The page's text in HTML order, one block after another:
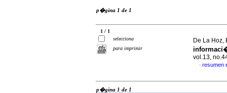
p�gina 1 de 1
1 / 1
selecciona
para imprimir
De La Hoz,
vol.13,
· resumen
p�gina 1 de 1